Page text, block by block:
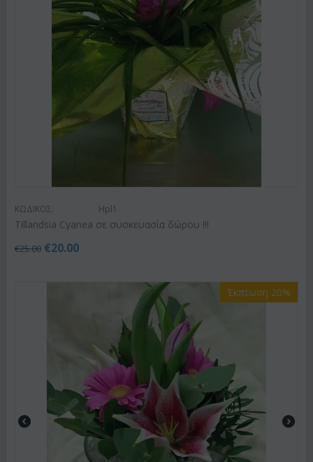
ΚΩΔΙΚΟΣ: Hpl1
Tillandsia Cyanea σε συσκευασία δώρου !!!
€25.00 €20.00
Έκπτωση 20%